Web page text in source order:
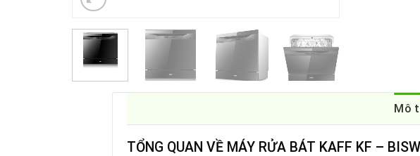
Mô
TỔNG QUAN VỀ MÁY RỬA BÁT KAFF KF –